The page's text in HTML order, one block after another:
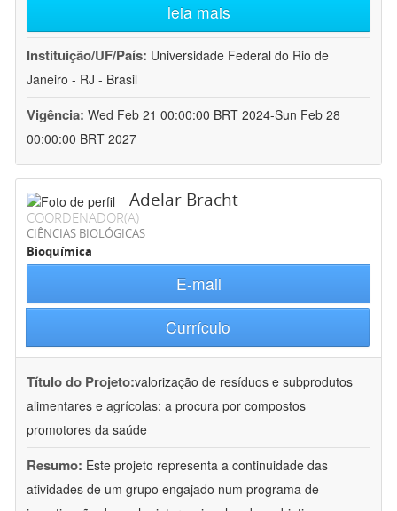
leia mais
Instituição/UF/País: Universidade Federal do Rio de
Janeiro - RJ - Brasil
Vigência: Wed Feb 21 00:00:00 BRT 2024-Sun Feb 28
00:00:00 BRT 2027
Adelar Bracht
COORDENADOR(A)
CIÊNCIAS BIOLÓGICAS
Bioquímica
E-mail
Currículo
Título do Projeto:valorização de resíduos e subprodutos
alimentares e agrícolas: a procura por compostos
promotores da saúde
Resumo: Este projeto representa a continuidade das
atividades de um grupo engajado num programa de